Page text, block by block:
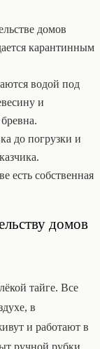
домов
карантинным
водой под
и
до погрузки и
есть собственная
домов
тайге. Все
в
и работают в
ручной рубки.